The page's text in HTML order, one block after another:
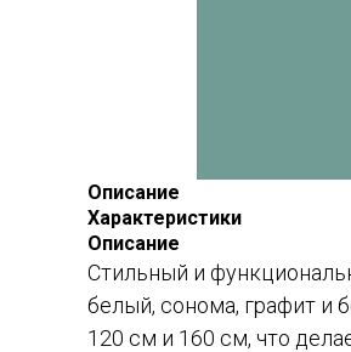
Описание
Характеристики
Описание
Стильный и
белый, сонома, графит и
120 см и 160 см, что